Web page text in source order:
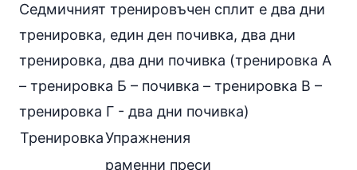
Седмичният тренировъчен сплит е два дни
тренировка, един ден почивка, два дни
тренировка, два дни почивка (тренировка А
– тренировка Б – почивка – тренировка В –
тренировка Г - два дни почивка)
ТренировкаУпражнения
раменни преси